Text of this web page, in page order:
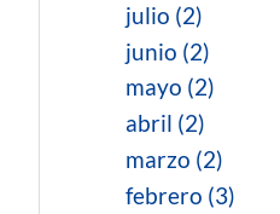
julio (2)
junio (2)
mayo (2)
abril (2)
marzo (2)
febrero (3)